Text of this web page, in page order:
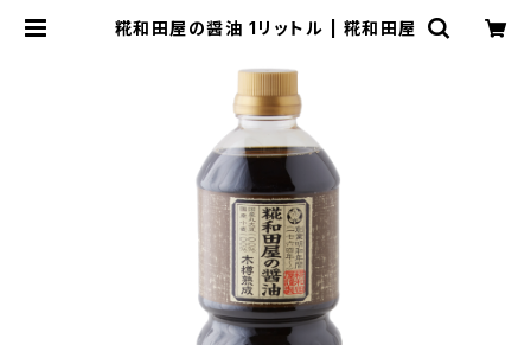
糀和田屋の醤油 1リットル | 糀和田屋